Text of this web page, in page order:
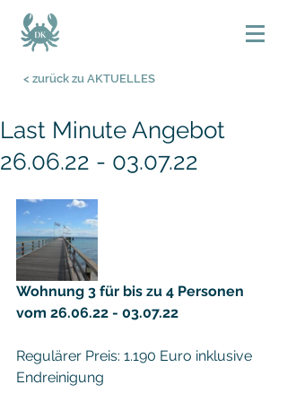
< zurück zu AKTUELLES
Last Minute Angebot
26.06.22 - 03.07.22
Wohnung 3 für bis zu 4 Personen
vom 26.06.22 - 03.07.22
Regulärer Preis: 1.190 Euro inklusive
Endreinigung